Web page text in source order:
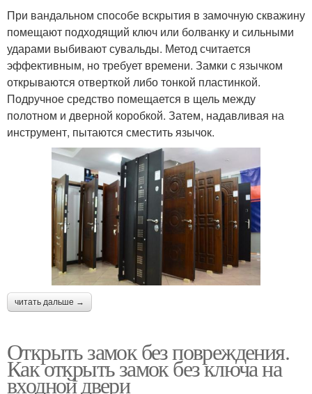
При вандальном способе вскрытия в замочную скважину
помещают подходящий ключ или болванку и сильными
ударами выбивают сувальды. Метод считается
эффективным, но требует времени. Замки с язычком
открываются отверткой либо тонкой пластинкой.
Подручное средство помещается в щель между
полотном и дверной коробкой. Затем, надавливая на
инструмент, пытаются сместить язычок.
читать дальше →
Открыть замок без повреждения.
Как открыть замок без ключа на
входной двери